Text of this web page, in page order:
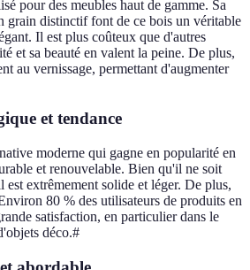
pour des meubles haut de gamme. Sa
grain distinctif font de ce bois un véritable
Il est plus coûteux que d'autres
et sa beauté en valent la peine. De plus,
au vernissage, permettant d'augmenter
et tendance
moderne qui gagne en popularité en
et renouvelable. Bien qu'il ne soit
extrêmement solide et léger. De plus,
80 % des utilisateurs de produits en
satisfaction, en particulier dans le
déco.#